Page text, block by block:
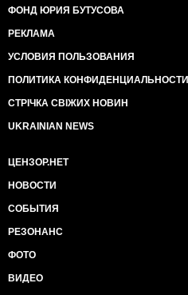
ФОНД ЮРИЯ БУТУСОВА
РЕКЛАМА
УСЛОВИЯ ПОЛЬЗОВАНИЯ
ПОЛИТИКА КОНФИДЕНЦИАЛЬНОСТИ
СТРІЧКА СВІЖИХ НОВИН
UKRAINIAN NEWS
ЦЕНЗОР.НЕТ
НОВОСТИ
СОБЫТИЯ
РЕЗОНАНС
ФОТО
ВИДЕО